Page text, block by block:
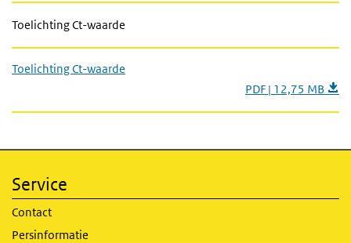
Toelichting Ct-waarde
Toelichting Ct-waarde
PDF | 12,75 MB
Service
Contact
Persinformatie